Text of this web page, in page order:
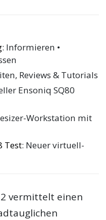
: Informieren •
Reviews & Tutorials
Ensoniq SQ80
Workstation mit
Test: Neuer virtuell-
vermittelt einen